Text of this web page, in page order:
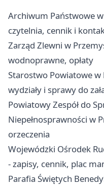
Archiwum Państwowe
czytelnia, cennik i
Zarząd Zlewni w
wodnoprawne, opłaty
Starostwo Powiatowe
wydziały i sprawy do
Powiatowy Zespół do
Niepełnosprawności w
orzeczenia
Wojewódzki Ośrodek
- zapisy, cennik, plac
Parafia Świętych